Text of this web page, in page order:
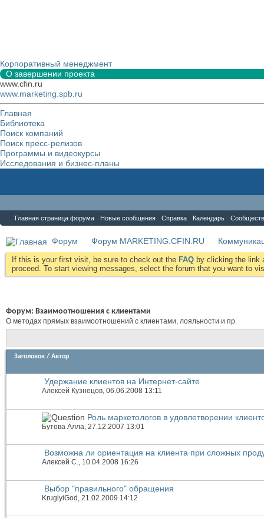
Корпоративный менеджмент
О завершении проекта
www.cfin.ru
www.marketing.spb.ru
Главная
Библиотека
Поиск компаний
Поиск пресс-релизов
Программы и видеокурсы
Исследования и бизнес-планы
Главная страница форума Новые сообщения Справка Календарь
Форум Форум MARKETING.CFIN.RU
If this is your first visit, be sure to check out the FAQ by clicking the link
proceed. To start viewing messages, select the forum that you want to
Форум: Взаимоотношения с клиентами
О методах прямых взаимоотношений с клиентами, лояльности и пр.
Заголовок / Автор
Удержание клиентов на Интернет-сайте
Алексей Кузнецов, 06.06.2008 13:11
Роль маркетологов в удовлетворении
Бутова Алла, 27.12.2007 13:01
Возможна ли ориентация на клиента при сложных
Алексей С., 10.04.2008 16:26
Выбор "правильного" обращения
KruglyiGod , 21.02.2009 14:12